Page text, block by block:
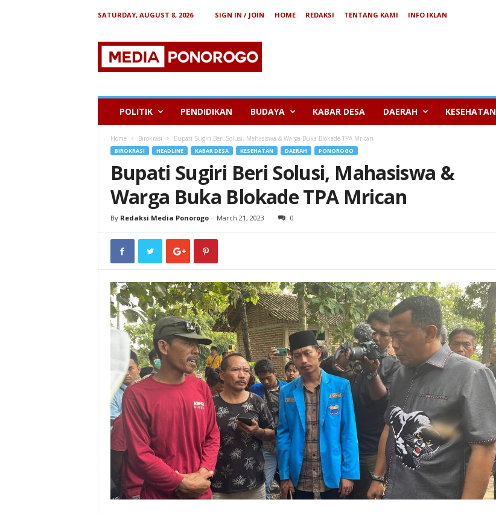
SATURDAY, AUGUST 8, 2026 SIGN IN / JOIN HOME REDAKSI TENTANG KAMI
INFO IKLAN
e
POLITIK PENDIDIKAN BUDAYA KABAR DESA DAERAH KESEHATAN
Home Birokrasi Bupati Sugiri Beri Solusi, Mahasiswa & Warga Buka Blokade TPA Mrican
BIROKRASI HEADLINE KABAR DESA KESEHATAN DAERAH PONOROGO
Bupati Sugiri Beri Solusi, Mahasiswa &
Warga Buka Blokade TPA Mrican
By Redaksi Media Ponorogo- March 21, 2023 0